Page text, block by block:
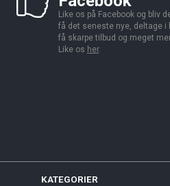
Like os på Facebook og bliv
få det seneste nye, deltage i
få skarpe tilbud og meget
Like os her.
KATEGORIER